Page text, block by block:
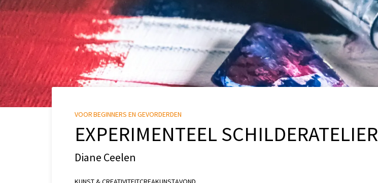
EXPERIMENTEEL SCHILDERATELIER
Diane Ceelen
VOOR BEGINNERS EN GEVORDERDEN